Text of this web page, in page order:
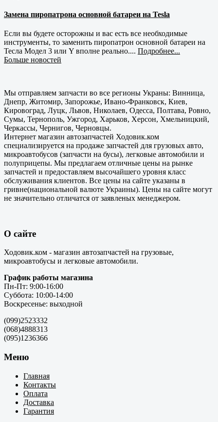
Замена пиропатрона основной батареи на Tesla
Если вы будете осторожны и вас есть все необходимые
инструменты, то заменить пиропатрон основной батареи на
Тесла Модел 3 или Y вполне реально.... Подробнее...
Больше новостей
Мы отправляем запчасти во все регионы Украны: Винница,
Днепр, Житомир, Запорожье, Ивано-Франковск, Киев,
Кировоград, Луцк, Львов, Николаев, Одесса, Полтава, Ровно,
Сумы, Тернополь, Ужгород, Харьков, Херсон, Хмельницкий,
Черкассы, Чернигов, Черновцы.
Интернет магазин автозапчастей Ходовик.ком
специализируется на продаже запчастей для грузовых авто,
микроавтобусов (запчасти на бусы), легковые автомобили и
полуприцепы. Мы предлагаем отличные цены на рынке
запчастей и предоставляем высочайшего уровня класс
обслуживания клиентов. Все цены на сайте указаны в
гривне(национальной валюте Украины). Цены на сайте могут
не значительно отличатся от заявленых менеджером.
О сайте
Ходовик.ком - магазин автозапчастей на грузовые,
микроавтобусы и легковые автомобили.
График работы магазина
Пн-Пт: 9:00-16:00
Суббота: 10:00-14:00
Воскресенье: выходной
(099)2523332
(068)4888313
(095)1236366
Меню
Главная
Контакты
Оплата
Доставка
Гарантия